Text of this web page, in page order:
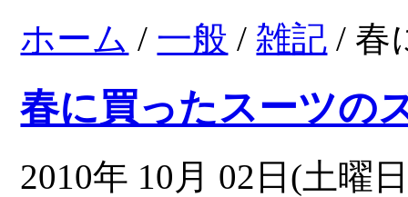
ホーム / 一般 / 雑記 / 春
春に買ったスーツの
2010年 10月 02日(土曜